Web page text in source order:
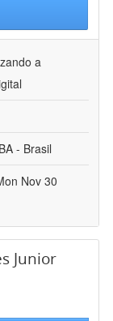
a
- Brasil
Nov 30
Junior